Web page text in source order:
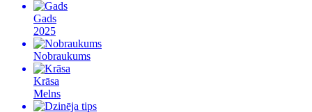
Gads
2025
Nobraukums
Krāsa
Melns